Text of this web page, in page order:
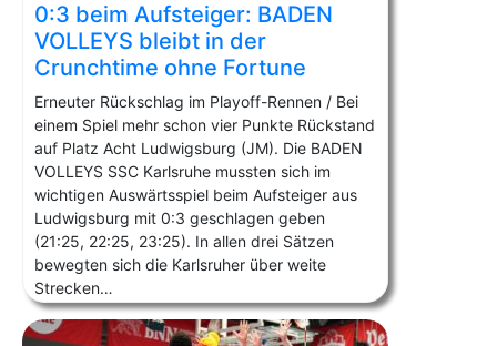
0:3 beim Aufsteiger: BADEN
VOLLEYS bleibt in der
Crunchtime ohne Fortune
Erneuter Rückschlag im Playoff-Rennen / Bei
einem Spiel mehr schon vier Punkte Rückstand
auf Platz Acht Ludwigsburg (JM). Die BADEN
VOLLEYS SSC Karlsruhe mussten sich im
wichtigen Auswärtsspiel beim Aufsteiger aus
Ludwigsburg mit 0:3 geschlagen geben
(21:25, 22:25, 23:25). In allen drei Sätzen
bewegten sich die Karlsruher über weite
Strecken…